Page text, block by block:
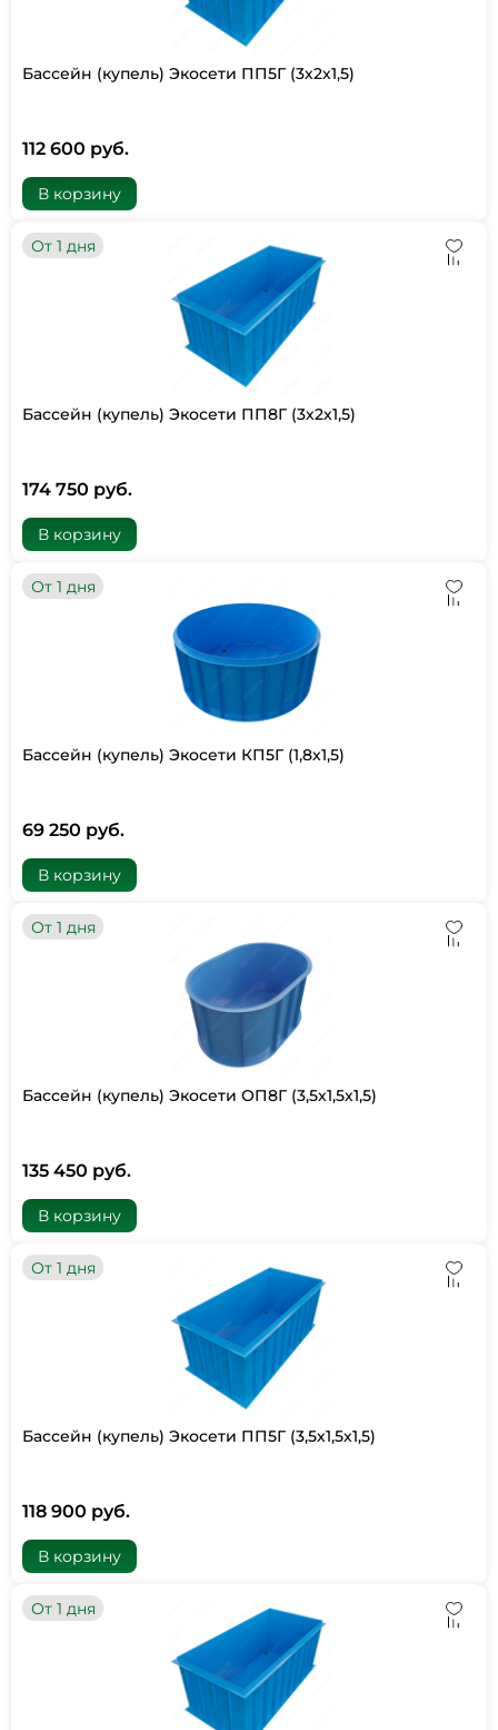
Бассейн (купель) Экосети ПП5Г (3х2х1,5)
112 600 руб.
В корзину
От 1 дня
Бассейн (купель) Экосети ПП8Г (3х2х1,5)
174 750 руб.
В корзину
От 1 дня
Бассейн (купель) Экосети КП5Г (1,8х1,5)
69 250 руб.
В корзину
От 1 дня
Бассейн (купель) Экосети ОП8Г (3,5х1,5х1,5)
135 450 руб.
В корзину
От 1 дня
Бассейн (купель) Экосети ПП5Г (3,5х1,5х1,5)
118 900 руб.
В корзину
От 1 дня